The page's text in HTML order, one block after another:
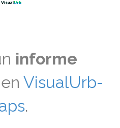
informe
en VisualUrb-
.